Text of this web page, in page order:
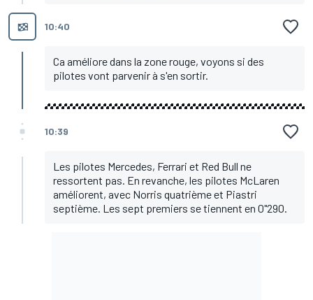
10:40
Ca améliore dans la zone rouge, voyons si des
pilotes vont parvenir à s'en sortir.
10:39
Les pilotes Mercedes, Ferrari et Red Bull ne
ressortent pas. En revanche, les pilotes McLaren
améliorent, avec Norris quatrième et Piastri
septième. Les sept premiers se tiennent en 0"290.